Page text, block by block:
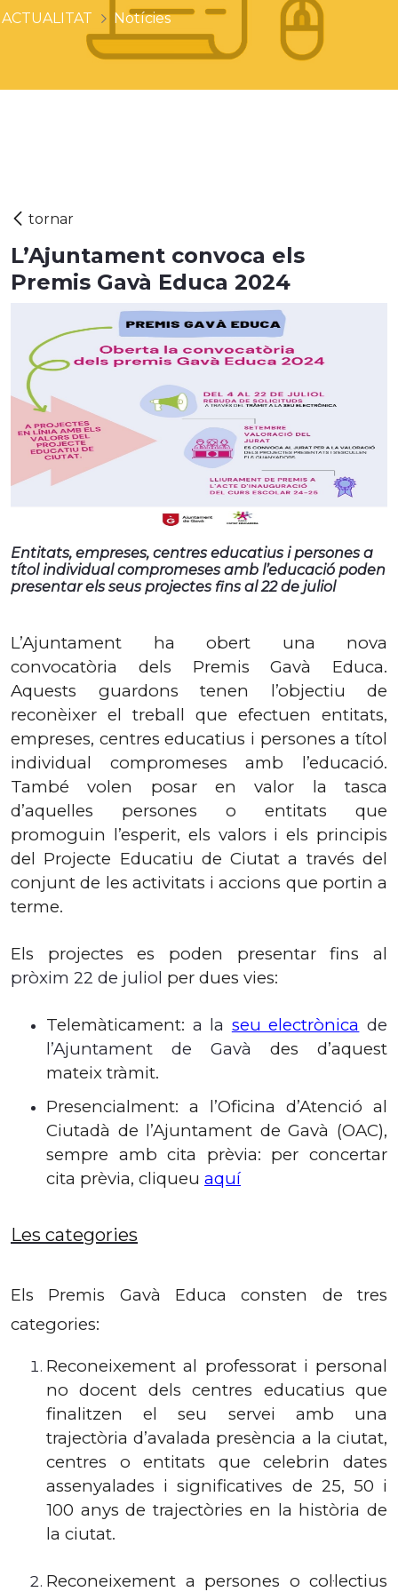
ACTUALITAT Notícies
L’Ajuntament convoca els
Premis Gavà Educa 2024
Entitats, empreses, centres educatius i persones a
títol individual compromeses amb l’educació poden
presentar els seus projectes fins al 22 de juliol
L’Ajuntament ha obert una nova
convocatòria dels Premis Gavà Educa.
Aquests guardons tenen l’objectiu de
reconèixer el treball que efectuen entitats,
empreses, centres educatius i persones a títol
individual compromeses amb l’educació.
També volen posar en valor la tasca
d’aquelles persones o entitats que
promoguin l’esperit, els valors i els principis
del Projecte Educatiu de Ciutat a través del
conjunt de les activitats i accions que portin a
terme.
Els projectes es poden presentar fins al
pròxim 22 de juliol per dues vies:
Telemàticament: a la seu electrònica de
l’Ajuntament de Gavà des d’aquest
mateix tràmit.
Presencialment: a l’Oficina d’Atenció al
Ciutadà de l’Ajuntament de Gavà (OAC),
sempre amb cita prèvia: per concertar
cita prèvia, cliqueu aquí
Les categories
Els Premis Gavà Educa consten de tres
categories:
Reconeixement al professorat i personal
no docent dels centres educatius que
finalitzen el seu servei amb una
trajectòria d’avalada presència a la ciutat,
centres o entitats que celebrin dates
assenyalades i significatives de 25, 50 i
100 anys de trajectòries en la història de
la ciutat.
Reconeixement a persones o col·lectius